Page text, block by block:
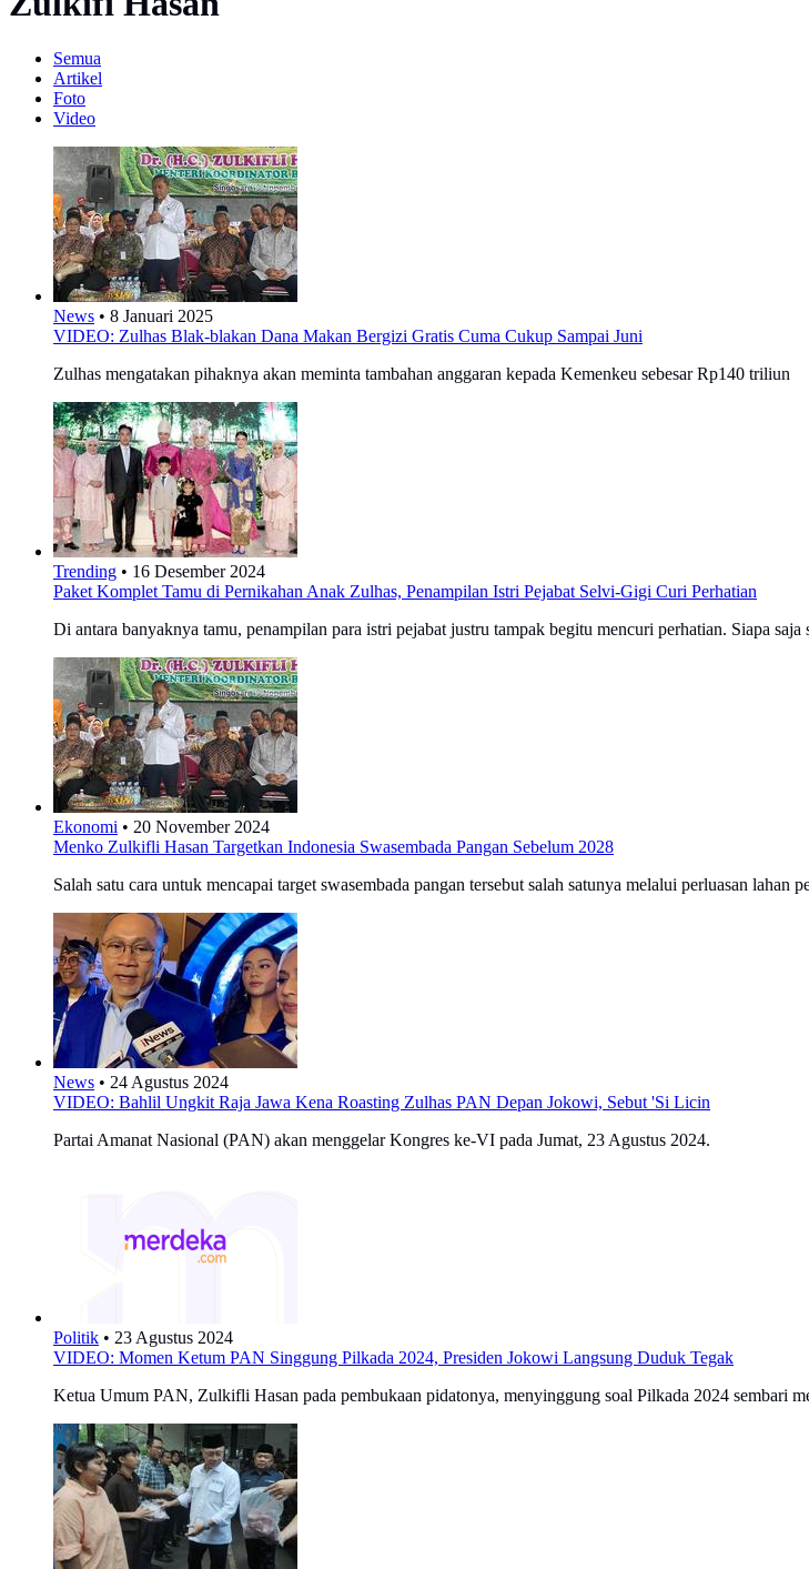
Semua
Artikel
Foto
Video
News • 8 Januari 2025
VIDEO: Zulhas Blak-blakan Dana Makan Bergizi Gratis Cuma Cukup Sampai Juni
Zulhas mengatakan pihaknya akan meminta tambahan anggaran kepada Kemenkeu sebesar Rp140 triliun
Trending • 16 Desember 2024
Paket Komplet Tamu di Pernikahan Anak Zulhas, Penampilan Istri Pejabat Selvi-Gigi Curi Perhatian
Di antara banyaknya tamu, penampilan para istri pejabat justru tampak begitu mencuri perhatian. Siapa saja
Ekonomi • 20 November 2024
Menko Zulkifli Hasan Targetkan Indonesia Swasembada Pangan Sebelum 2028
Salah satu cara untuk mencapai target swasembada pangan tersebut salah satunya melalui perluasan lahan
News • 24 Agustus 2024
VIDEO: Bahlil Ungkit Raja Jawa Kena Roasting Zulhas PAN Depan Jokowi, Sebut 'Si Licin
Partai Amanat Nasional (PAN) akan menggelar Kongres ke-VI pada Jumat, 23 Agustus 2024.
Politik • 23 Agustus 2024
VIDEO: Momen Ketum PAN Singgung Pilkada 2024, Presiden Jokowi Langsung Duduk Tegak
Ketua Umum PAN, Zulkifli Hasan pada pembukaan pidatonya, menyinggung soal Pilkada 2024 sembari